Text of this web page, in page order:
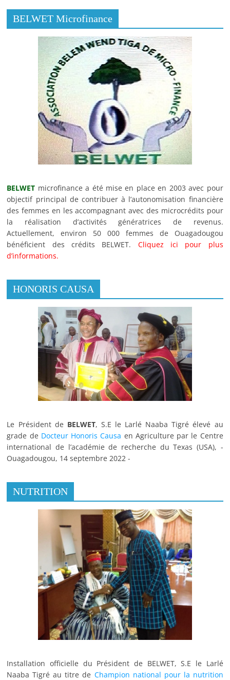
Ci-dessus, une vue du Mung-bean alimentaire
ou Beng-Tigré, produit et commercialise de la farine, du
couscous, du bassi, des biscuits, du pain et de la liqueur.
Il y est produit également du Thé dénommé« Paam-
BELWET industrie, à travers sa gamme variée de
produit, contribue à dynamiser le tissu industriel, à
générer des emplois stables et à réduire l’effet de serres
entre-autres.
BELWET Microfinance
BELWET microfinance a été mise en place en 2003 avec pour
objectif principal de contribuer à l’autonomisation financière
des femmes en les accompagnant avec des microcrédits pour
la réalisation d’activités génératrices de revenus.
Actuellement, environ 50 000 femmes de Ouagadougou
bénéficient des crédits BELWET. Cliquez ici pour plus
d’informations.
HONORIS CAUSA
Le Président de BELWET, S.E le Larlé Naaba Tigré élevé au
grade de Docteur Honoris Causa en Agriculture par le Centre
international de l’académie de recherche du Texas (USA), -
Ouagadougou, 14 septembre 2022 -
NUTRITION
Installation officielle du Président de BELWET, S.E le Larlé
Naaba Tigré au titre de Champion national pour la nutrition